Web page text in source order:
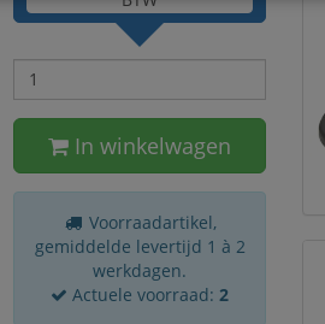
In winkelwagen
Voorraadartikel,
gemiddelde levertijd 1 à 2
werkdagen.
Actuele voorraad: 2